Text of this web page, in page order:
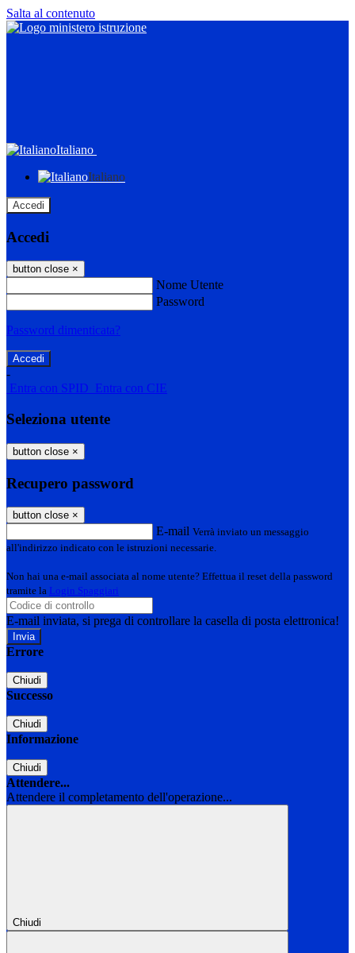
Salta al contenuto
Italiano
Italiano
Accedi
Accedi
button close ×
Nome Utente
Password
Password dimenticata?
-
Entra con SPID Entra con CIE
Seleziona utente
button close ×
Recupero password
button close ×
E-mail Verrà inviato un messaggio
all'indirizzo indicato con le istruzioni necessarie.
Non hai una e-mail associata al nome utente? Effettua il reset della password
tramite la Login Spaggiari
E-mail inviata, si prega di controllare la casella di posta elettronica!
Errore
Chiudi
Successo
Chiudi
Informazione
Chiudi
Attendere...
Attendere il completamento dell'operazione...
Chiudi